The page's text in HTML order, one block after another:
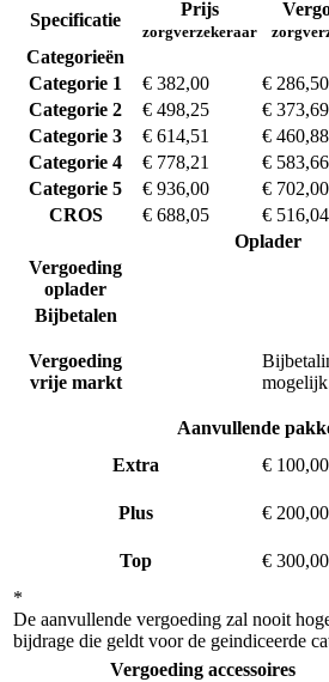
Specificatie
Prijs
zorgverzekeraar
Categorieën
Categorie 1
€ 382,00 € 286,50
Categorie 2
€ 498,25 € 373,69
Categorie 3
€ 614,51 € 460,88
Categorie 4
€ 778,21 € 583,66
Categorie 5
€ 936,00 € 702,00
CROS
€ 688,05 € 516,04
Oplader
Vergoeding
oplader
Bijbetalen
Vergoeding
vrije markt
Aanvullende
Extra
€ 100,00
Plus
€ 200,00
Top
€ 300,00
*
De aanvullende vergoeding zal nooit
bijdrage die geldt voor de geindiceerde
Vergoeding accessoires